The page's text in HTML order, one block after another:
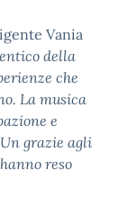
Vania
della
che
La musica
e
grazie agli
reso